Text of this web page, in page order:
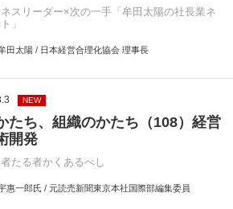
ネスリーダー×次の一手「牟田太陽の社長業ネ
」
田太陽 / 日本経営合理化協会 理事長
NEW
たち、組織のかたち（108）経営
開発
たる者かくあるべし
惠一郎氏 / 元読売新聞東京本社国際部編集委員